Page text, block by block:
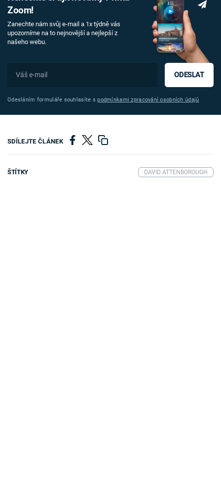
Zoom!
Zanechte nám svůj e-mail a 1x týdně vás
upozorníme na to nejnovější a nejlepší z
našeho webu.
ODESLAT
Odesláním formuláře souhlasíte spodmínkami zpracování osobních údajů
SDÍLEJTE ČLÁNEK
ŠTÍTKY DAVID ATTENBOROUGH